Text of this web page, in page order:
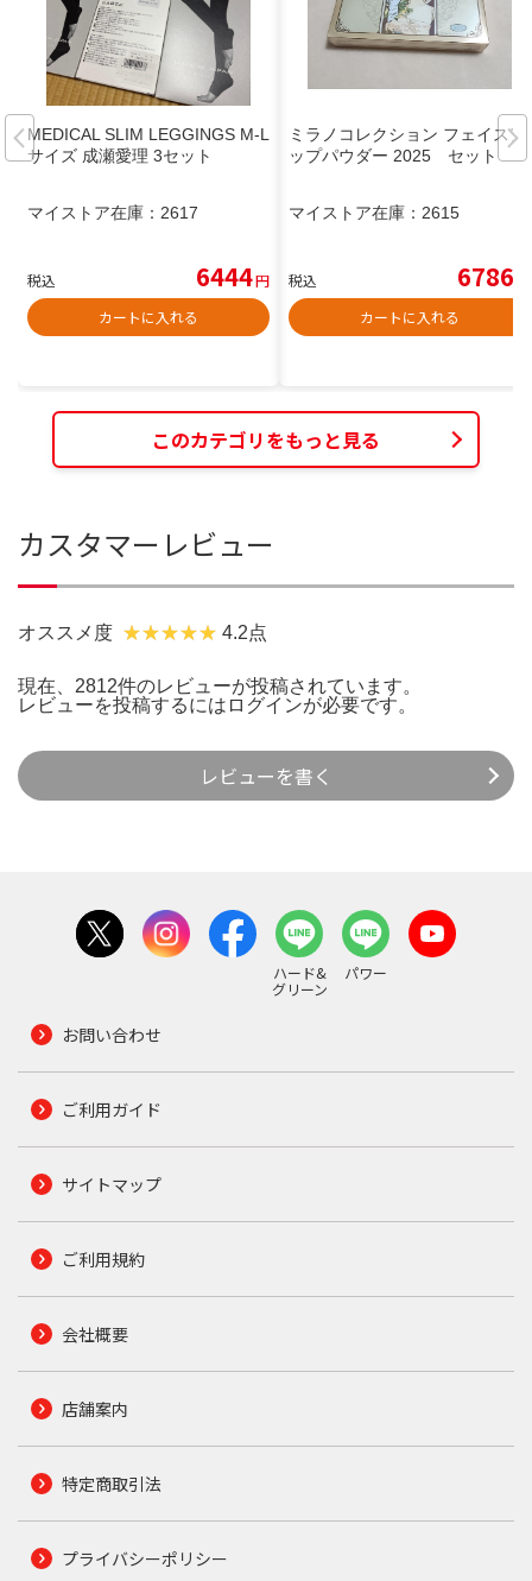
MEDICAL SLIM LEGGINGS M-L
サイズ 成瀬愛理 3セット
マイストア在庫： 2617
税込 6444円
カートに入れる
ミラノコレクション フェイスア
ップパウダー 2025 セット
マイストア在庫： 2615
税込 6786
カートに入れる
このカテゴリをもっと見る
カスタマーレビュー
オススメ度 4.2点
現在、2812件のレビューが投稿されています。
レビューを投稿するには ログインが必要です。
レビューを書く
ハード&
グリーン
パワー
お問い合わせ
ご利用ガイド
サイトマップ
ご利用規約
会社概要
店舗案内
特定商取引法
プライバシーポリシー